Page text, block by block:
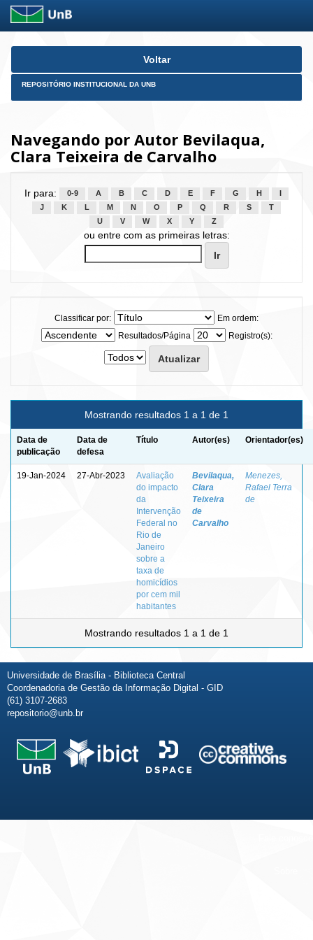
Skip
Voltar
REPOSITÓRIO INSTITUCIONAL DA UNB
Navegando por Autor Bevilaqua,
Clara Teixeira de Carvalho
Ir para: 0-9 A B C D E F G H
J
K L M N O P Q R S
T
U
V W X Y Z
ou entre com as primeiras letras:
Classificar por:
Em ordem:
Resultados/Página
Registro(s):
Mostrando resultados 1 a 1 de 1
Data de
publicação
Data de
defesa
Título Autor(es) Orientador(es)
19-Jan-2024 27-Abr-2023
Avaliação
do impacto
da
Intervenção
Federal no
Rio de
Janeiro
sobre a
taxa de
homicídios
por cem mil
habitantes
Bevilaqua,
Clara
Teixeira
de
Carvalho
Menezes,
Rafael Terra
de
Mostrando resultados 1 a 1 de 1
Universidade de Brasília - Biblioteca Central
Coordenadoria de Gestão da Informação Digital - GID
(61) 3107-2683
repositorio@unb.br